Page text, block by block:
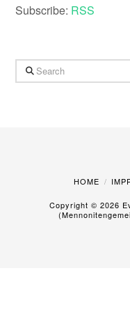
Subscribe: RSS
Search
HOME
Copyright © 2026